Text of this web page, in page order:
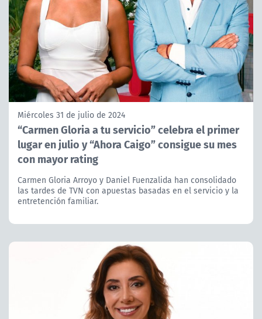
Miércoles 31 de julio de 2024
“Carmen Gloria a tu servicio” celebra el primer
lugar en julio y “Ahora Caigo” consigue su mes
con mayor rating
Carmen Gloria Arroyo y Daniel Fuenzalida han consolidado
las tardes de TVN con apuestas basadas en el servicio y la
entretención familiar.